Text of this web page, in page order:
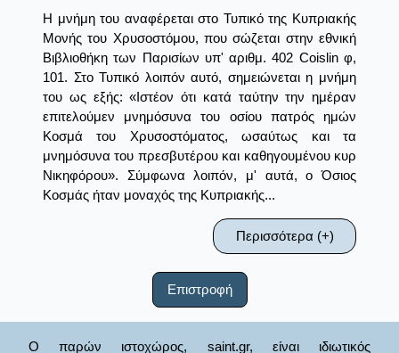
Η μνήμη του αναφέρεται στο Τυπικό της Κυπριακής
Μονής του Χρυσοστόμου, που σώζεται στην εθνική
Βιβλιοθήκη των Παρισίων υπ' αριθμ. 402 Coislin φ,
101. Στο Τυπικό λοιπόν αυτό, σημειώνεται η μνήμη
του ως εξής: «Ιστέον ότι κατά ταύτην την ημέραν
επιτελούμεν μνημόσυνα του οσίου πατρός ημών
Κοσμά του Χρυσοστόματος, ωσαύτως και τα
μνημόσυνα του πρεσβυτέρου και καθηγουμένου κυρ
Νικηφόρου». Σύμφωνα λοιπόν, μ' αυτά, ο Όσιος
Κοσμάς ήταν μοναχός της Κυπριακής...
Περισσότερα (+)
Επιστροφή
Ο παρών ιστοχώρος, saint.gr, είναι ιδιωτικός